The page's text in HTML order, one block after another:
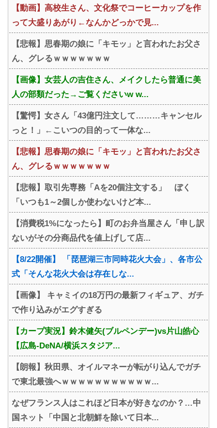
【動画】高校生さん、文化祭でコーヒーカップを作
って大盛りあがり←なんかどっかで見...
【悲報】思春期の娘に「キモッ」と言われたお父さ
ん、グレるｗｗｗｗｗｗｗ
【画像】女芸人の吉住さん、メイクしたら普通に美
人の部類だった→ご覧くださいw w...
【驚愕】女さん「43億円注文して………キャンセル
っと！」←こいつの目的って一体な...
【悲報】思春期の娘に「キモッ」と言われたお父さ
ん、グレるｗｗｗｗｗｗｗ
【悲報】取引先専務「Aを20個注文する」 ぼく
「いつも1～2個しか使わないけど本...
【消費税1%になったら】町のお弁当屋さん「申し訳
ないがその分商品代を値上げして店...
【8/22開催】 「琵琶湖三市同時花火大会」、各市公
式「そんな花火大会は存在しな...
【画像】 キャミイの18万円の最新フィギュア、ガチ
で作り込みがエグすぎる
【カープ実況】鈴木健矢(ブルペンデー)vs片山皓心
【広島-DeNA/横浜スタジア...
【朗報】秋田県、オイルマネーが転がり込んでガチ
で東北最強へｗｗｗｗｗｗｗｗｗｗｗ...
なぜフランス人はこれほど日本が好きなのか？…中
国ネット「中国と北朝鮮を除いて日本...